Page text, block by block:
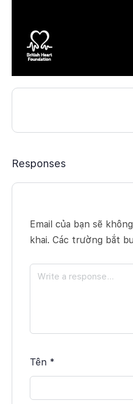
Responses
Email của bạn sẽ
khai. Các trường bắt
Tên *